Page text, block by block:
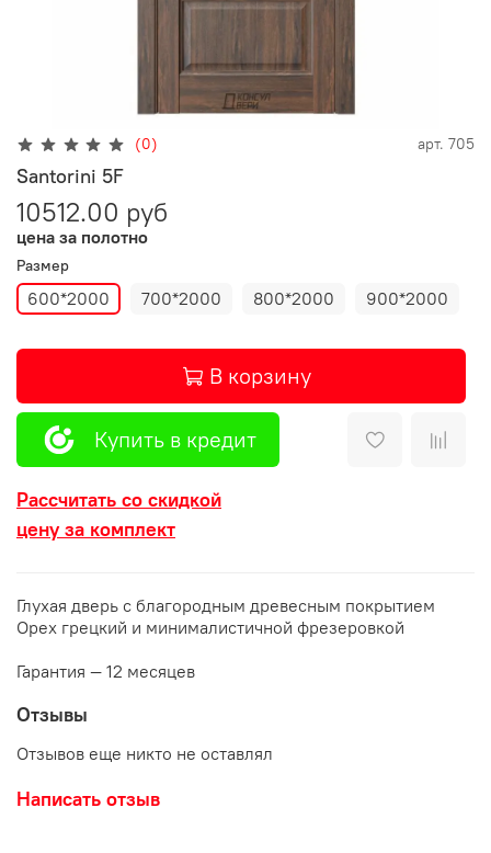
(0) арт. 705
Santorini 5F
10512.00 руб
цена за полотно
Размер
600*2000 700*2000 800*2000 900*2000
В корзину
Купить в кредит
Рассчитать со скидкой
цену за комплект
Глухая дверь с благородным древесным покрытием
Орех грецкий и минималистичной фрезеровкой
Гарантия — 12 месяцев
Отзывы
Отзывов еще никто не оставлял
Написать отзыв